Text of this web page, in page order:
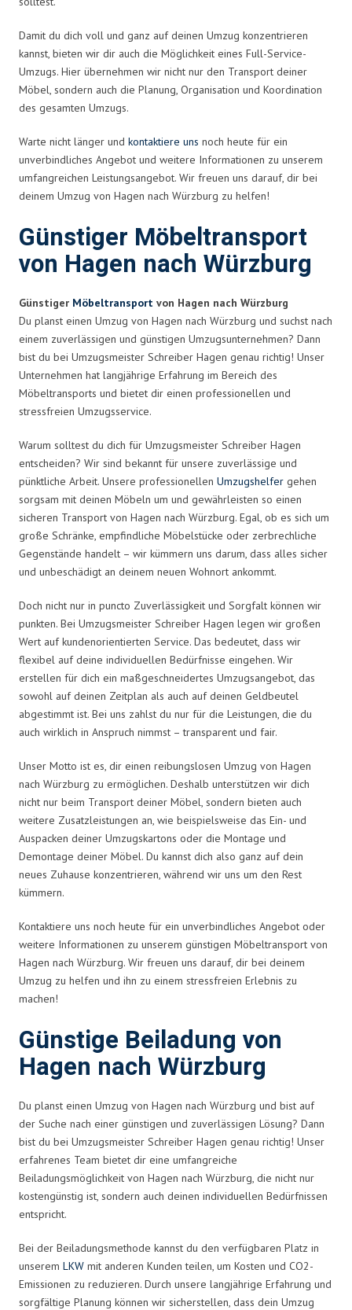
Damit du dich voll und ganz auf deinen Umzug konzentrieren
kannst, bieten wir dir auch die Möglichkeit eines Full-Service-
Umzugs. Hier übernehmen wir nicht nur den Transport deiner
Möbel, sondern auch die Planung, Organisation und Koordination
des gesamten Umzugs.
Warte nicht länger und kontaktiere uns noch heute für ein
unverbindliches Angebot und weitere Informationen zu unserem
umfangreichen Leistungsangebot. Wir freuen uns darauf, dir bei
deinem Umzug von Hagen nach Würzburg zu helfen!
Günstiger Möbeltransport
von Hagen nach Würzburg
Günstiger Möbeltransport von Hagen nach Würzburg
Du planst einen Umzug von Hagen nach Würzburg und suchst nach
einem zuverlässigen und günstigen Umzugsunternehmen? Dann
bist du bei Umzugsmeister Schreiber Hagen genau richtig! Unser
Unternehmen hat langjährige Erfahrung im Bereich des
Möbeltransports und bietet dir einen professionellen und
stressfreien Umzugsservice.
Warum solltest du dich für Umzugsmeister Schreiber Hagen
entscheiden? Wir sind bekannt für unsere zuverlässige und
pünktliche Arbeit. Unsere professionellen Umzugshelfer gehen
sorgsam mit deinen Möbeln um und gewährleisten so einen
sicheren Transport von Hagen nach Würzburg. Egal, ob es sich um
große Schränke, empfindliche Möbelstücke oder zerbrechliche
Gegenstände handelt – wir kümmern uns darum, dass alles sicher
und unbeschädigt an deinem neuen Wohnort ankommt.
Doch nicht nur in puncto Zuverlässigkeit und Sorgfalt können wir
punkten. Bei Umzugsmeister Schreiber Hagen legen wir großen
Wert auf kundenorientierten Service. Das bedeutet, dass wir
flexibel auf deine individuellen Bedürfnisse eingehen. Wir
erstellen für dich ein maßgeschneidertes Umzugsangebot, das
sowohl auf deinen Zeitplan als auch auf deinen Geldbeutel
abgestimmt ist. Bei uns zahlst du nur für die Leistungen, die du
auch wirklich in Anspruch nimmst – transparent und fair.
Unser Motto ist es, dir einen reibungslosen Umzug von Hagen
nach Würzburg zu ermöglichen. Deshalb unterstützen wir dich
nicht nur beim Transport deiner Möbel, sondern bieten auch
weitere Zusatzleistungen an, wie beispielsweise das Ein- und
Auspacken deiner Umzugskartons oder die Montage und
Demontage deiner Möbel. Du kannst dich also ganz auf dein
neues Zuhause konzentrieren, während wir uns um den Rest
kümmern.
Kontaktiere uns noch heute für ein unverbindliches Angebot oder
weitere Informationen zu unserem günstigen Möbeltransport von
Hagen nach Würzburg. Wir freuen uns darauf, dir bei deinem
Umzug zu helfen und ihn zu einem stressfreien Erlebnis zu
machen!
Günstige Beiladung von
Hagen nach Würzburg
Du planst einen Umzug von Hagen nach Würzburg und bist auf
der Suche nach einer günstigen und zuverlässigen Lösung? Dann
bist du bei Umzugsmeister Schreiber Hagen genau richtig! Unser
erfahrenes Team bietet dir eine umfangreiche
Beiladungsmöglichkeit von Hagen nach Würzburg, die nicht nur
kostengünstig ist, sondern auch deinen individuellen Bedürfnissen
entspricht.
Bei der Beiladungsmethode kannst du den verfügbaren Platz in
unserem LKW mit anderen Kunden teilen, um Kosten und CO2-
Emissionen zu reduzieren. Durch unsere langjährige Erfahrung und
sorgfältige Planung können wir sicherstellen, dass dein Umzug